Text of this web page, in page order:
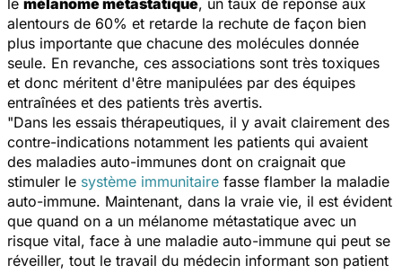
alentours de 60% et retarde la rechute de façon bien
plus importante que chacune des molécules donnée
seule. En revanche, ces associations sont très toxiques
et donc méritent d'être manipulées par des équipes
entraînées et des patients très avertis.
"Dans les essais thérapeutiques, il y avait clairement des
contre-indications notamment les patients qui avaient
des maladies auto-immunes dont on craignait que
stimuler le système immunitaire fasse flamber la maladie
auto-immune. Maintenant, dans la vraie vie, il est évident
que quand on a un mélanome métastatique avec un
risque vital, face à une maladie auto-immune qui peut se
réveiller, tout le travail du médecin informant son patient